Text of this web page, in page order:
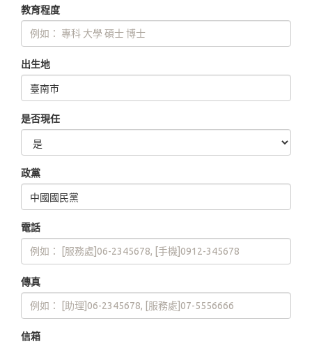
教育程度
出生地
是否現任
政黨
電話
傳真
信箱